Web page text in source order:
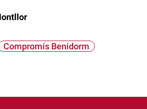
Compromís Benidorm